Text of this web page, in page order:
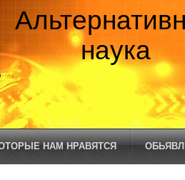
наука
НАМ НРАВЯТСЯ